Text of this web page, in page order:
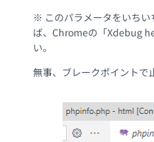
※ このパラメータをいち
ば、Chromeの「Xdebug
い。
無事、ブレークポイントで